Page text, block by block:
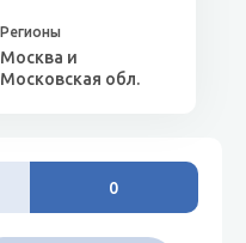
Москва и
Московская обл.
0